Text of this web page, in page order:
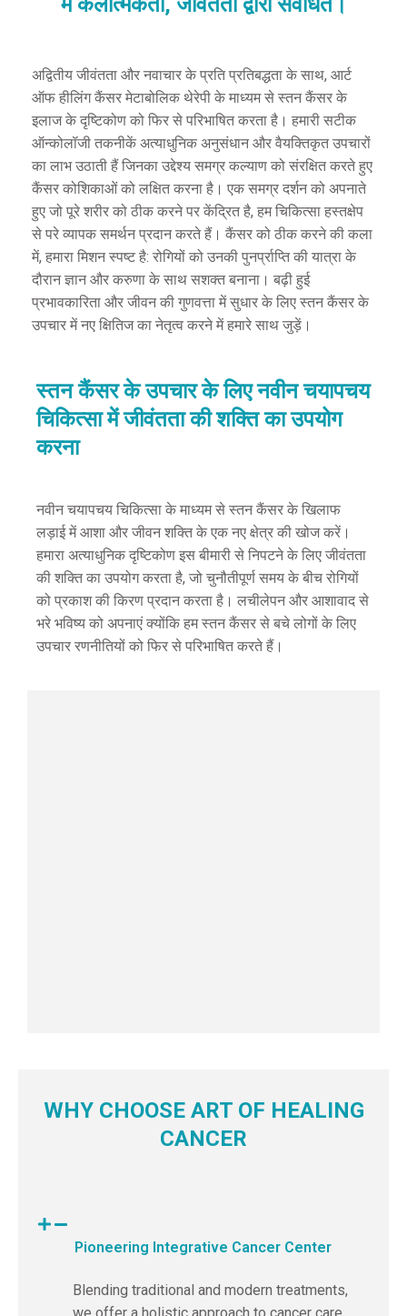
अद्वितीय जीवंतता और नवाचार के प्रति प्रतिबद्धता के साथ, आर्ट
ऑफ हीलिंग कैंसर मेटाबोलिक थेरेपी के माध्यम से स्तन कैंसर के
इलाज के दृष्टिकोण को फिर से परिभाषित करता है। हमारी सटीक
ऑन्कोलॉजी तकनीकें अत्याधुनिक अनुसंधान और वैयक्तिकृत उपचारों
का लाभ उठाती हैं जिनका उद्देश्य समग्र कल्याण को संरक्षित करते हुए
कैंसर कोशिकाओं को लक्षित करना है। एक समग्र दर्शन को अपनाते
हुए जो पूरे शरीर को ठीक करने पर केंद्रित है, हम चिकित्सा हस्तक्षेप
से परे व्यापक समर्थन प्रदान करते हैं। कैंसर को ठीक करने की कला
में, हमारा मिशन स्पष्ट है: रोगियों को उनकी पुनर्प्राप्ति की यात्रा के
दौरान ज्ञान और करुणा के साथ सशक्त बनाना। बढ़ी हुई
प्रभावकारिता और जीवन की गुणवत्ता में सुधार के लिए स्तन कैंसर के
उपचार में नए क्षितिज का नेतृत्व करने में हमारे साथ जुड़ें।
स्तन कैंसर के उपचार के लिए नवीन चयापचय
चिकित्सा में जीवंतता की शक्ति का उपयोग
करना
नवीन चयापचय चिकित्सा के माध्यम से स्तन कैंसर के खिलाफ
लड़ाई में आशा और जीवन शक्ति के एक नए क्षेत्र की खोज करें।
हमारा अत्याधुनिक दृष्टिकोण इस बीमारी से निपटने के लिए जीवंतता
की शक्ति का उपयोग करता है, जो चुनौतीपूर्ण समय के बीच रोगियों
को प्रकाश की किरण प्रदान करता है। लचीलेपन और आशावाद से
भरे भविष्य को अपनाएं क्योंकि हम स्तन कैंसर से बचे लोगों के लिए
उपचार रणनीतियों को फिर से परिभाषित करते हैं।
WHY CHOOSE ART OF HEALING
CANCER
Pioneering Integrative Cancer Center
Blending traditional and modern treatments,